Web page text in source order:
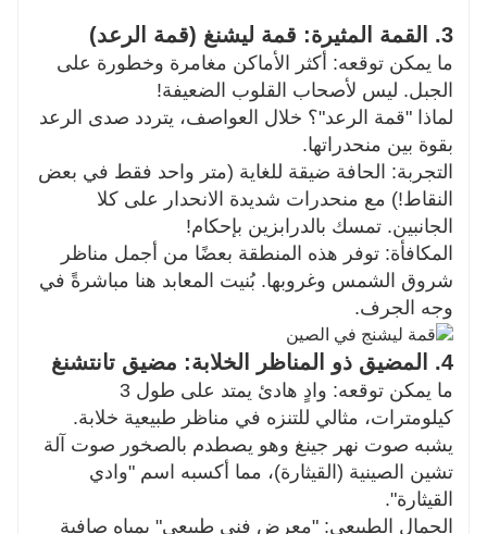
3. القمة المثيرة: قمة ليشنغ (قمة الرعد)
ما يمكن توقعه: أكثر الأماكن مغامرة وخطورة على
الجبل. ليس لأصحاب القلوب الضعيفة!
لماذا "قمة الرعد"؟ خلال العواصف، يتردد صدى الرعد
بقوة بين منحدراتها.
التجربة: الحافة ضيقة للغاية (متر واحد فقط في بعض
النقاط!) مع منحدرات شديدة الانحدار على كلا
الجانبين. تمسك بالدرابزين بإحكام!
المكافأة: توفر هذه المنطقة بعضًا من أجمل مناظر
شروق الشمس وغروبها. بُنيت المعابد هنا مباشرةً في
وجه الجرف.
4. المضيق ذو المناظر الخلابة: مضيق تانتشنغ
ما يمكن توقعه: وادٍ هادئ يمتد على طول 3
كيلومترات، مثالي للتنزه في مناظر طبيعية خلابة.
يشبه صوت نهر جينغ وهو يصطدم بالصخور صوت آلة
تشين الصينية (القيثارة)، مما أكسبه اسم "وادي
القيثارة".
الجمال الطبيعي: "معرض فني طبيعي" بمياه صافية